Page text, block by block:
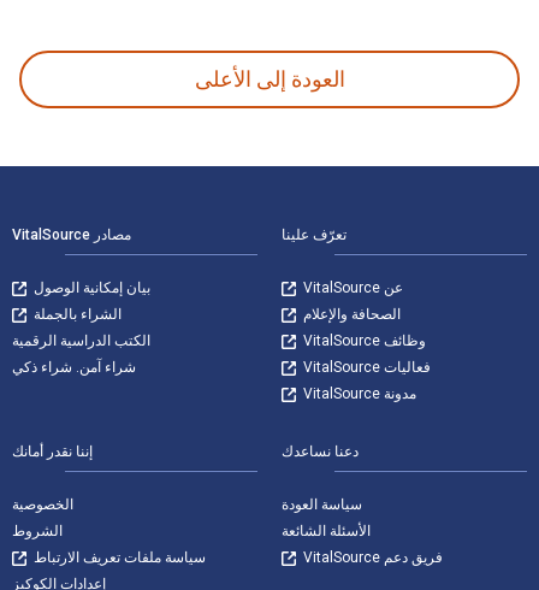
العودة إلى الأعلى
تعرّف علينا
عن VitalSource
الصحافة والإعلام
وظائف VitalSource
فعاليات VitalSource
مدونة VitalSource
مصادر VitalSource
بيان إمكانية الوصول
الشراء بالجملة
الكتب الدراسية الرقمية
شراء آمن. شراء ذكي
دعنا نساعدك
سياسة العودة
الأسئلة الشائعة
فريق دعم VitalSource
إننا نقدر أمانك
الخصوصية
الشروط
سياسة ملفات تعريف الارتباط
إعدادات الكوكيز